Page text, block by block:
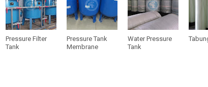
Pressure Filter
Tank
Pressure Tank
Membrane
Water Pressure
Tank